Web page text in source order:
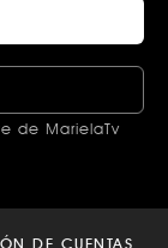
de MarielaTv
DE CUENTAS